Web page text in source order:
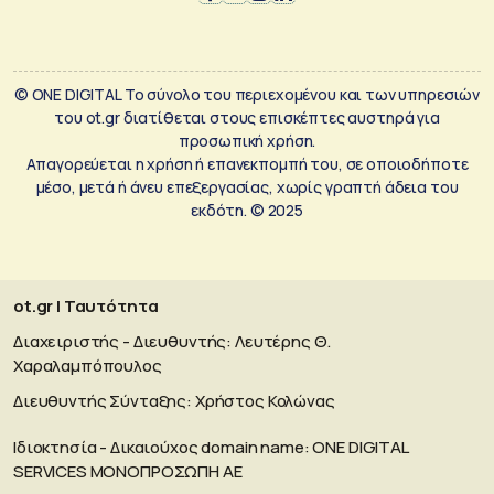
© ONE DIGITAL Το σύνολο του περιεχομένου και των υπηρεσιών
του ot.gr διατίθεται στους επισκέπτες αυστηρά για
προσωπική χρήση.
Απαγορεύεται η χρήση ή επανεκπομπή του, σε οποιοδήποτε
μέσο, μετά ή άνευ επεξεργασίας, χωρίς γραπτή άδεια του
εκδότη. © 2025
ot.gr | Ταυτότητα
Διαχειριστής - Διευθυντής: Λευτέρης Θ.
Χαραλαμπόπουλος
Διευθυντής Σύνταξης: Χρήστος Κολώνας
Ιδιοκτησία - Δικαιούχος domain name: ΟΝΕ DIGITAL
SERVICES MONOΠΡΟΣΩΠΗ ΑΕ